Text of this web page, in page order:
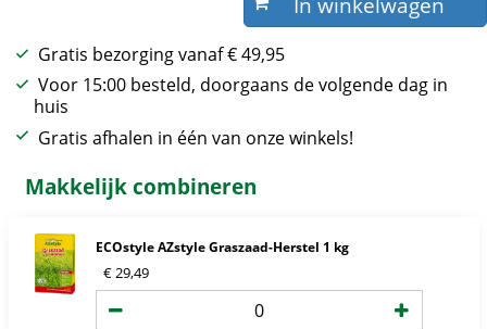
Gratis bezorging vanaf € 49,95
Voor 15:00 besteld, doorgaans de volgende dag in
huis
Gratis afhalen in één van onze winkels!
Makkelijk combineren
ECOstyle AZstyle Graszaad-Herstel 1 kg
€ 29,49